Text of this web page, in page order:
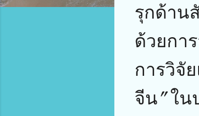
รุกด้าน
ด้วยกา
การวิจั
จีน” ใน